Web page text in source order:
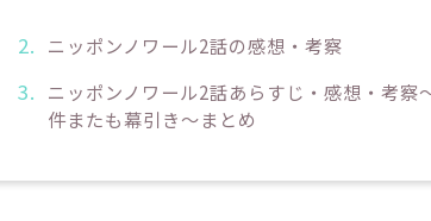
ニッポンノワール2話の感想・考察
ニッポンノワール2話あらすじ・感想・考察
件またも幕引き～まとめ